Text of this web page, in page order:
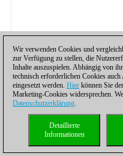
Wir verwenden Cookies und
zur Verfügung zu stellen, die
Inhalte auszuspielen. Abhängig von
technisch erforderlichen Cookies
eingesetzt werden. Hier können Sie
Marketing-Cookies widersprechen.
Datenschutzerklärung.
Detaillierte
Informationen